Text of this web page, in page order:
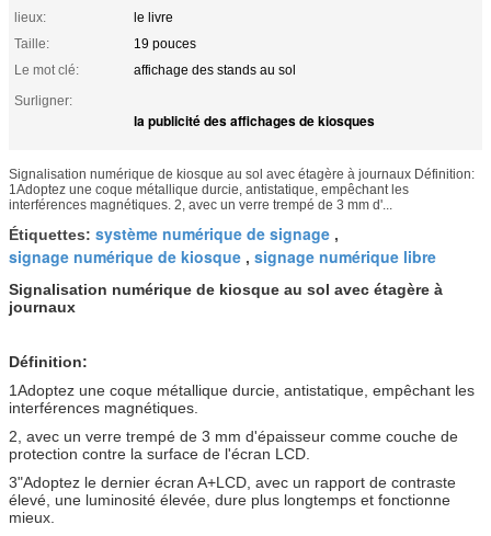
lieux:
le livre
Taille:
19 pouces
Le mot clé:
affichage des stands au sol
Surligner:
la publicité des affichages de kiosques
Signalisation numérique de kiosque au sol avec étagère à journaux Définition:
1Adoptez une coque métallique durcie, antistatique, empêchant les
interférences magnétiques. 2, avec un verre trempé de 3 mm d'...
Étiquettes: système numérique de signage ,
signage numérique de kiosque , signage numérique libre
Signalisation numérique de kiosque au sol avec étagère à
journaux
Définition:
1Adoptez une coque métallique durcie, antistatique, empêchant les
interférences magnétiques.
2, avec un verre trempé de 3 mm d'épaisseur comme couche de
protection contre la surface de l'écran LCD.
3"Adoptez le dernier écran A+LCD, avec un rapport de contraste
élevé, une luminosité élevée, dure plus longtemps et fonctionne
mieux.